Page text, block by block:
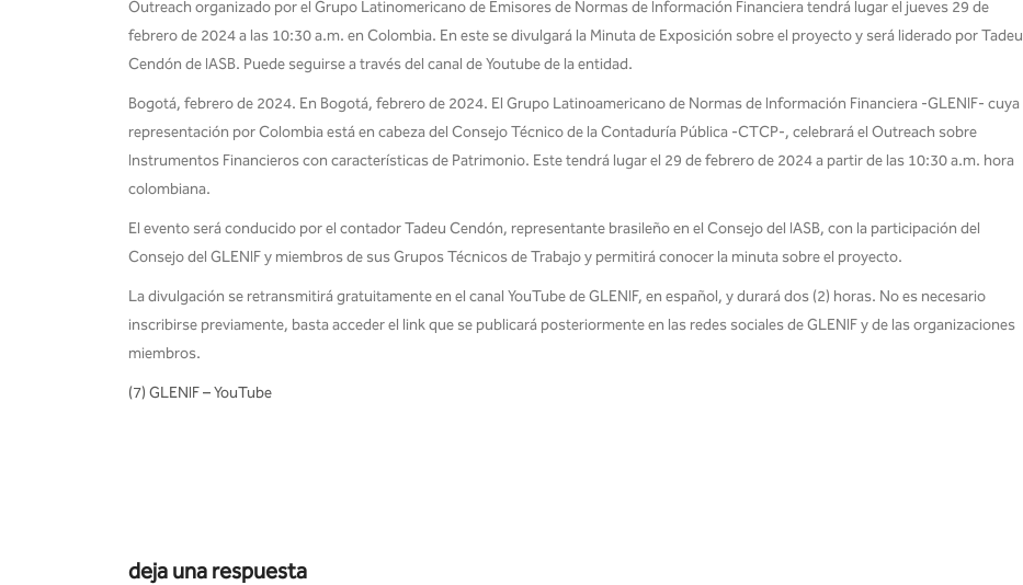
Outreach organizado por el Grupo Latinomericano de Emisores de Normas de Información Financiera tendrá lugar el jueves 29 de
febrero de 2024 a las 10:30 a.m. en Colombia. En este se divulgará la Minuta de Exposición sobre el proyecto y será liderado por Tadeu
Cendón de IASB. Puede seguirse a través del canal de Youtube de la entidad.
Bogotá, febrero de 2024. En Bogotá, febrero de 2024. El Grupo Latinoamericano de Normas de Información Financiera -GLENIF- cuya
representación por Colombia está en cabeza del Consejo Técnico de la Contaduría Pública -CTCP-, celebrará el Outreach sobre
Instrumentos Financieros con características de Patrimonio. Este tendrá lugar el 29 de febrero de 2024 a partir de las 10:30 a.m. hora
colombiana.
El evento será conducido por el contador Tadeu Cendón, representante brasileño en el Consejo del IASB, con la participación del
Consejo del GLENIF y miembros de sus Grupos Técnicos de Trabajo y permitirá conocer la minuta sobre el proyecto.
La divulgación se retransmitirá gratuitamente en el canal YouTube de GLENIF, en español, y durará dos (2) horas. No es necesario
inscribirse previamente, basta acceder el link que se publicará posteriormente en las redes sociales de GLENIF y de las organizaciones
miembros.
(7) GLENIF – YouTube
deja una respuesta